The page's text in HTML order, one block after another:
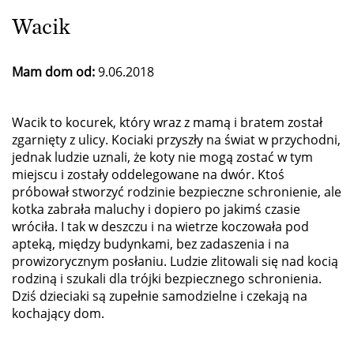
Wacik
Mam dom od:9.06.2018
Wacik to kocurek, który wraz z mamą i bratem został
zgarnięty z ulicy. Kociaki przyszły na świat w przychodni,
jednak ludzie uznali, że koty nie mogą zostać w tym
miejscu i zostały oddelegowane na dwór. Ktoś
próbował stworzyć rodzinie bezpieczne schronienie, ale
kotka zabrała maluchy i dopiero po jakimś czasie
wróciła. I tak w deszczu i na wietrze koczowała pod
apteką, między budynkami, bez zadaszenia i na
prowizorycznym posłaniu. Ludzie zlitowali się nad kocią
rodziną i szukali dla trójki bezpiecznego schronienia.
Dziś dzieciaki są zupełnie samodzielne i czekają na
kochający dom.